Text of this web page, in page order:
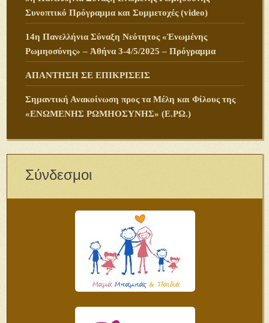
Συνοπτικό Πρόγραμμα και Συμμετοχές (video)
14η Πανελλήνια Σύναξη Νεότητος «Ἑνωμένης
Ρωμηοσύνης» – Ἀθήνα 3-4/5/2025 – Πρόγραμμα
ΑΠΑΝΤΗΣΗ ΣΕ ΕΠΙΚΡΙΣΕΙΣ
Σημαντική Ανακοίνωση προς τα Μέλη και Φίλους της
«ΕΝΩΜΕΝΗΣ ΡΩΜΗΟΣΥΝΗΣ» (Ε.ΡΩ.)
Σύνδεσμοι